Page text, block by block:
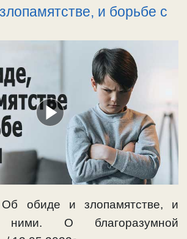
и борьбе с
Об обиде и злопамятстве, и
О благоразумной